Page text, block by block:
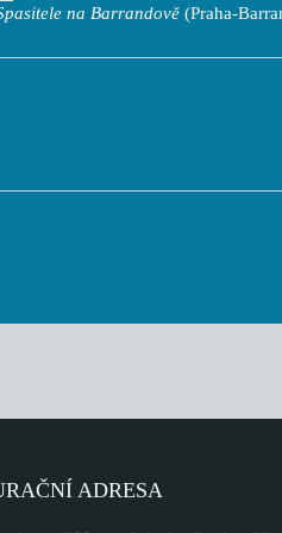
na Barrandově (Praha-
ADRESA